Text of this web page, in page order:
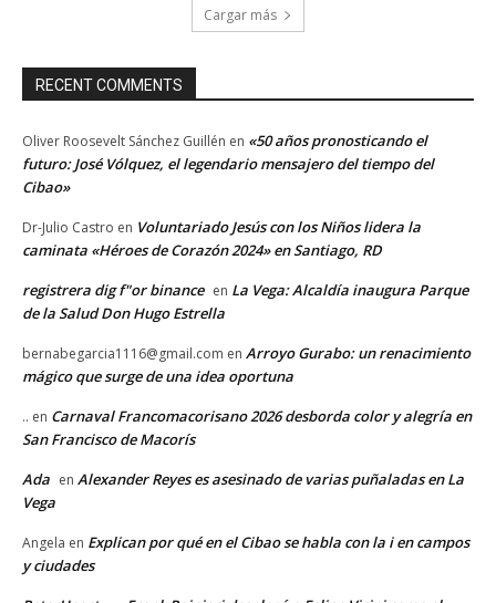
Cargar más
RECENT COMMENTS
Oliver Roosevelt Sánchez Guillén en «50 años pronosticando el
futuro: José Vólquez, el legendario mensajero del tiempo del
Cibao»
Dr-Julio Castro en Voluntariado Jesús con los Niños lidera la
caminata «Héroes de Corazón 2024» en Santiago, RD
registrera dig f"or binance en La Vega: Alcaldía inaugura Parque
de la Salud Don Hugo Estrella
bernabegarcia1116@gmail.com en Arroyo Gurabo: un renacimiento
mágico que surge de una idea oportuna
.. en Carnaval Francomacorisano 2026 desborda color y alegría en
San Francisco de Macorís
Ada en Alexander Reyes es asesinado de varias puñaladas en La
Vega
Angela en Explican por qué en el Cibao se habla con la i en campos
y ciudades